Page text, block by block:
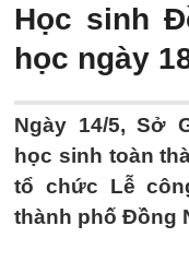
Học sinh
học ngày
Ngày 14/5, Sở
học sinh toàn
tổ chức Lễ
thành phố Đồng